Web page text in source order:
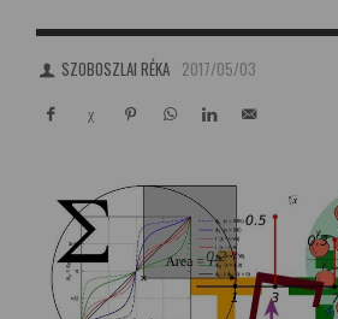
SZOBOSZLAI RÉKA 2017/05/03